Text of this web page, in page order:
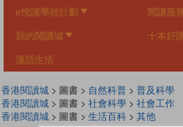
e悅讀學校計劃 閱讀服
我的閱讀城 十本好
漫話生活
香港閱讀城> 圖書 > 自然科普> 普及科學
香港閱讀城> 圖書 > 社會科學 > 社會工作
香港閱讀城> 圖書 > 生活百科> 其他